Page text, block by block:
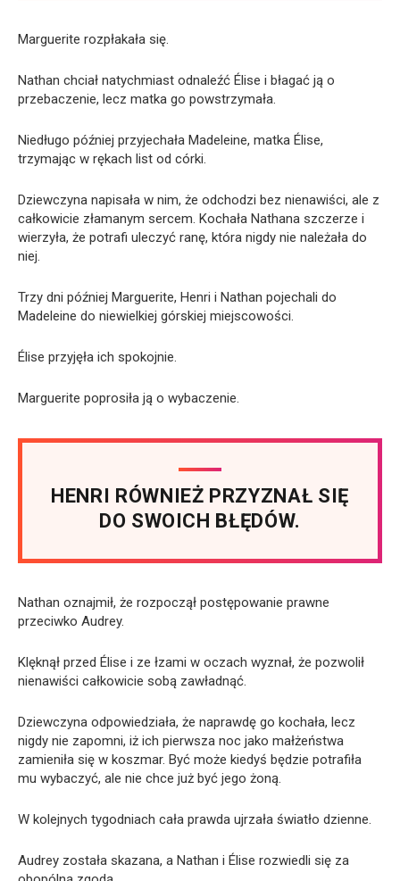
Marguerite rozpłakała się.
Nathan chciał natychmiast odnaleźć Élise i błagać ją o
przebaczenie, lecz matka go powstrzymała.
Niedługo później przyjechała Madeleine, matka Élise,
trzymając w rękach list od córki.
Dziewczyna napisała w nim, że odchodzi bez nienawiści, ale z
całkowicie złamanym sercem. Kochała Nathana szczerze i
wierzyła, że potrafi uleczyć ranę, która nigdy nie należała do
niej.
Trzy dni później Marguerite, Henri i Nathan pojechali do
Madeleine do niewielkiej górskiej miejscowości.
Élise przyjęła ich spokojnie.
Marguerite poprosiła ją o wybaczenie.
HENRI RÓWNIEŻ PRZYZNAŁ SIĘ
DO SWOICH BŁĘDÓW.
Nathan oznajmił, że rozpoczął postępowanie prawne
przeciwko Audrey.
Klęknął przed Élise i ze łzami w oczach wyznał, że pozwolił
nienawiści całkowicie sobą zawładnąć.
Dziewczyna odpowiedziała, że naprawdę go kochała, lecz
nigdy nie zapomni, iż ich pierwsza noc jako małżeństwa
zamieniła się w koszmar. Być może kiedyś będzie potrafiła
mu wybaczyć, ale nie chce już być jego żoną.
W kolejnych tygodniach cała prawda ujrzała światło dzienne.
Audrey została skazana, a Nathan i Élise rozwiedli się za